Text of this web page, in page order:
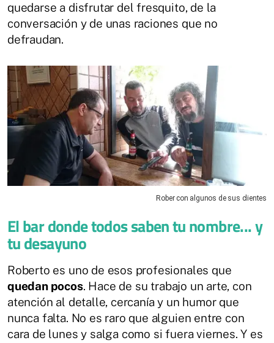
quedarse a disfrutar del fresquito, de la
conversación y de unas raciones que no
defraudan.
Rober con algunos de sus clientes
El bar donde todos saben tu nombre... y
tu desayuno
Roberto es uno de esos profesionales que
quedan pocos. Hace de su trabajo un arte, con
atención al detalle, cercanía y un humor que
nunca falta. No es raro que alguien entre con
cara de lunes y salga como si fuera viernes. Y es